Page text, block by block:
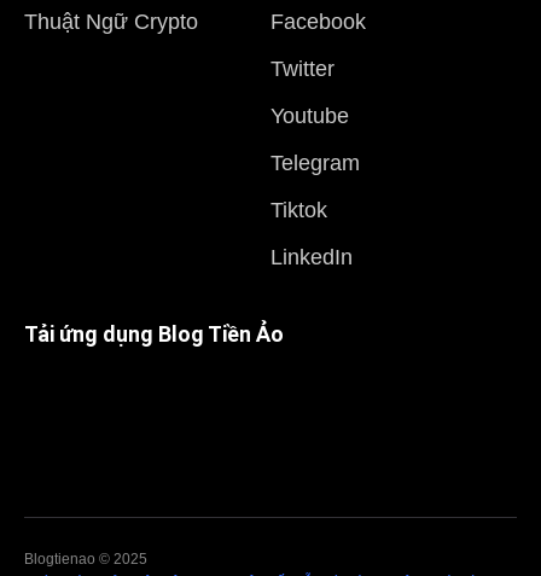
Thuật Ngữ Crypto
Facebook
Twitter
Youtube
Telegram
Tiktok
LinkedIn
Tải ứng dụng Blog Tiền Ảo
Blogtienao © 2025